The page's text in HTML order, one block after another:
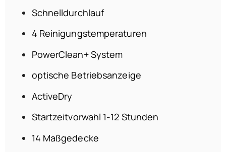
Schnelldurchlauf
4 Reinigungstemperaturen
PowerClean+ System
optische Betriebsanzeige
ActiveDry
Startzeitvorwahl 1-12 Stunden
14 Maßgedecke